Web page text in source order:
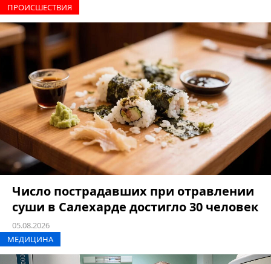
ПРОИCШЕСТВИЯ
Число пострадавших при отравлении
суши в Салехарде достигло 30 человек
05.08.2026
МЕДИЦИНА